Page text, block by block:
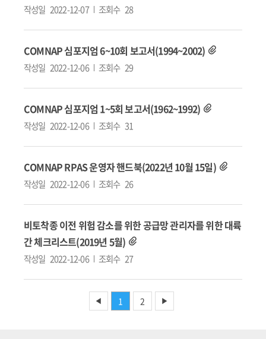
작성일 2022-12-07 조회수 28
COMNAP 심포지엄 6~10회 보고서(1994~2002)
작성일 2022-12-06 조회수 29
COMNAP 심포지엄 1~5회 보고서(1962~1992)
작성일 2022-12-06 조회수 31
COMNAP RPAS 운영자 핸드북(2022년 10월 15일)
작성일 2022-12-06 조회수 26
비토착종 이전 위험 감소를 위한 공급망 관리자를 위한 대륙
간 체크리스트(2019년 5월)
작성일 2022-12-06 조회수 27
◀ 1 2 ▶